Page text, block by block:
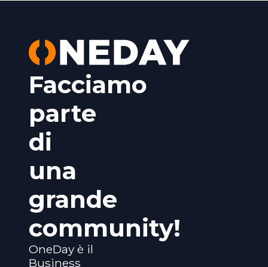
Facciamo
parte
di
una
grande
community!
OneDay è il
Business